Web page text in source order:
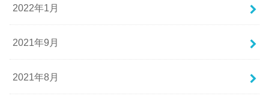
2022年1月
2021年9月
2021年8月